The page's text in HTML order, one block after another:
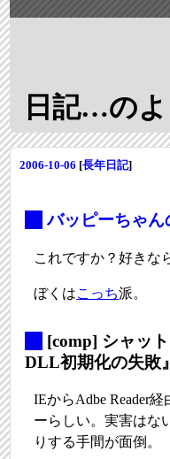
日記…の
2006-10-06 [長年日記]
バッピーちゃ
これですか？好きな
ぼくはこっち派。
[comp] シャッ
DLL初期化の失敗
IEからAdbe Reader
ーらしい。実害はな
りする手間が面倒。